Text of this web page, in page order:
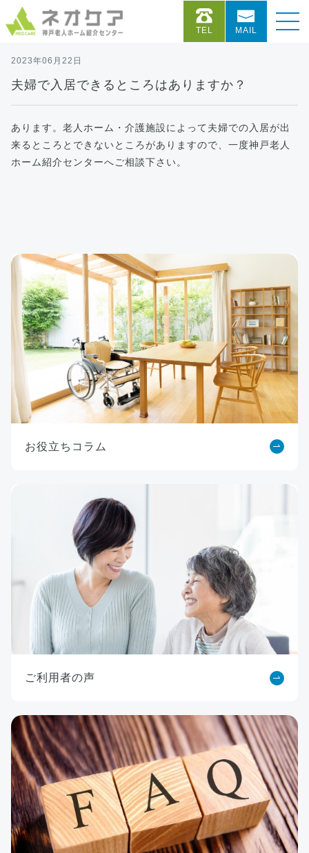
TEL MAIL
2023年06月22日
夫婦で入居できるところはありますか？
あります。老人ホーム・介護施設によって夫婦での入居が出
来るところとできないところがありますので、一度神戸老人
ホーム紹介センターへご相談下さい。
お役立ちコラム
ご利用者の声